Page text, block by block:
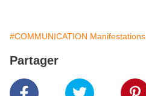
#COMMUNICATION Manifestations
Partager